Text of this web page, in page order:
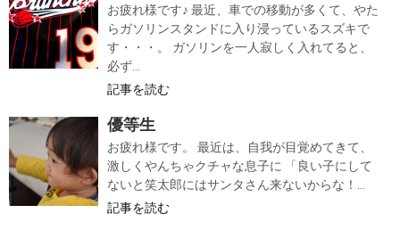
お疲れ様です♪ 最近、車での移動が多くて、やた
らガソリンスタンドに入り浸っているスズキで
す・・・。 ガソリンを一人寂しく入れてると、
必ず...
記事を読む
優等生
お疲れ様です。 最近は、自我が目覚めてきて、
激しくやんちゃクチャな息子に 「良い子にして
ないと笑太郎にはサンタさん来ないからな！...
記事を読む